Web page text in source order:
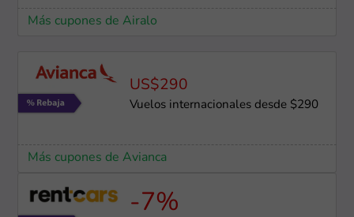
Más cupones de Airalo
US$290
Vuelos internacionales desde $290
Más cupones de Avianca
-7%